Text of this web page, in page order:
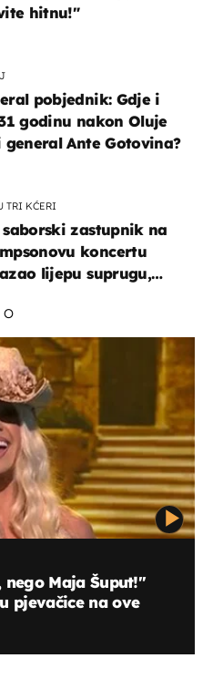
hitnu!"
pobjednik: Gdje i
godinu nakon Oluje
general Ante Gotovina?
TRI KĆERI
saborski zastupnik na
koncertu
lijepu suprugu,
Maja Šuput!''
pjevačice na ove